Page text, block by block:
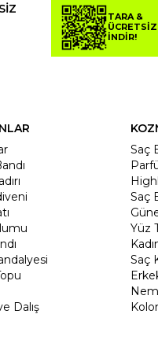
TARA &
ÜCRETSİZ
İNDİR!
Dalış
Saç
Saç
Yüz
Saç